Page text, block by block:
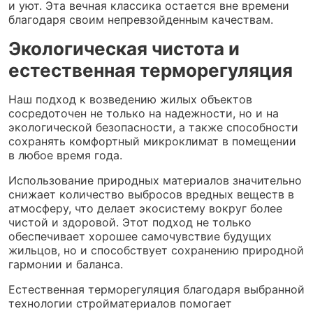
и уют. Эта вечная классика остается вне времени
благодаря своим непревзойденным качествам.
Экологическая чистота и
естественная терморегуляция
Наш подход к возведению жилых объектов
сосредоточен не только на надежности, но и на
экологической безопасности, а также способности
сохранять комфортный микроклимат в помещении
в любое время года.
Использование природных материалов значительно
снижает количество выбросов вредных веществ в
атмосферу, что делает экосистему вокруг более
чистой и здоровой. Этот подход не только
обеспечивает хорошее самочувствие будущих
жильцов, но и способствует сохранению природной
гармонии и баланса.
Естественная терморегуляция благодаря выбранной
технологии стройматериалов помогает